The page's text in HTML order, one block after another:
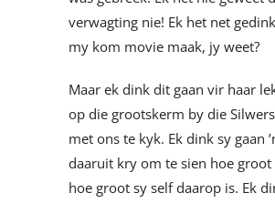
verwagting nie! Ek het net
my kom movie maak, jy weet?
Maar ek dink dit gaan vir haar
op die grootskerm by die
met ons te kyk. Ek dink sy gaan
daaruit kry om te sien hoe groot
hoe groot sy self daarop is. Ek